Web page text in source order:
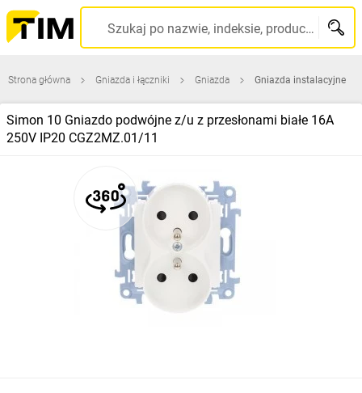
Szukaj po nazwie, indeksie, producencie, kodzie kreskowym...
Strona główna Gniazda i łączniki Gniazda Gniazda instalacyjne
Simon 10 Gniazdo podwójne z/u z przesłonami białe 16A
250V IP20 CGZ2MZ.01/11